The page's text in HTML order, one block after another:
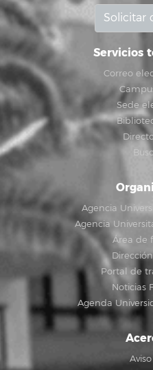
Solicitar
Servicios
Correo
Sede
Agencia
Agencia
Área de
Portal de
Noticias
Agenda